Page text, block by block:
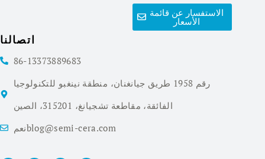
الاستفسار عن قائمة
الأسعار
اتصالنا
86-13373889683
رقم 1958 طريق جيانغنان، منطقة نينغبو للتكنولوجيا
الفائقة، مقاطعة تشجيانغ، 315201، الصين
نعمblog@semi-cera.com